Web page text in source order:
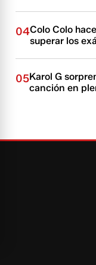
04Colo Colo
superar los
05Karol G
canción en